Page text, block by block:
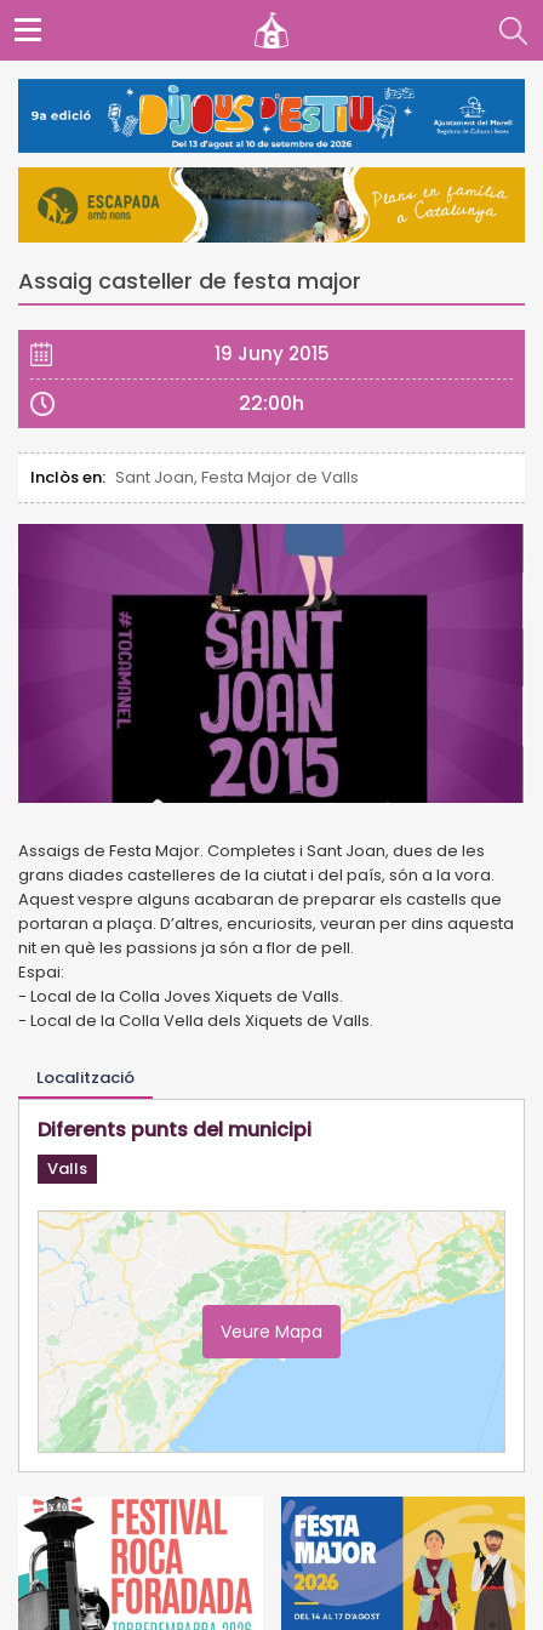
Assaig casteller de festa major
19 Juny 2015
22:00h
Inclòs en: Sant Joan, Festa Major de Valls
Assaigs de Festa Major. Completes i Sant Joan, dues de les
grans diades castelleres de la ciutat i del país, són a la vora.
Aquest vespre alguns acabaran de preparar els castells que
portaran a plaça. D’altres, encuriosits, veuran per dins aquesta
nit en què les passions ja són a flor de pell.
Espai:
- Local de la Colla Joves Xiquets de Valls.
- Local de la Colla Vella dels Xiquets de Valls.
Localització
Diferents punts del municipi
Valls
Veure Mapa